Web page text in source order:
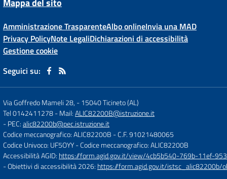
Mappa del sito
Amministrazione TrasparenteAlbo onlineInvia una MAD
Privacy PolicyNote LegaliDichiarazioni di accessibilità
Gestione cookie
Seguici su:
Via Goffredo Mameli 28, -15040 Ticineto (AL)
Tel 0142411278- Mail:ALIC82200B@istruzione.it
- PEC:alic82200b@pec.istruzione.it
Codice meccanografico: ALIC82200B - C.F. 91021480065
Codice Univoco: UF5OYY- Codice meccanografico: ALIC82200B
Accessibilità AGID: https://form.agid.gov.it/view/4cb5b540-769b-11ef-
- Obiettivi di accessibilità 2026: https://form.agid.gov.it/